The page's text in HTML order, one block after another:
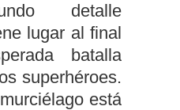
detalle
lugar al final
batalla
superhéroes.
está